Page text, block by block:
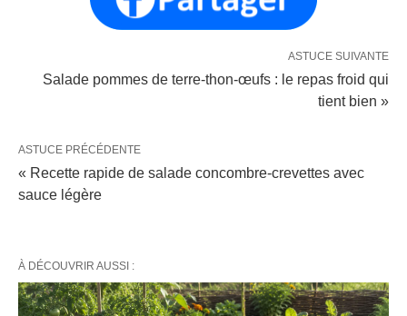
ASTUCE SUIVANTE
Salade pommes de terre-thon-œufs : le repas froid qui
tient bien »
ASTUCE PRÉCÉDENTE
« Recette rapide de salade concombre-crevettes avec
sauce légère
À DÉCOUVRIR AUSSI :